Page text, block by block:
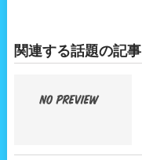
関連する話題の記事